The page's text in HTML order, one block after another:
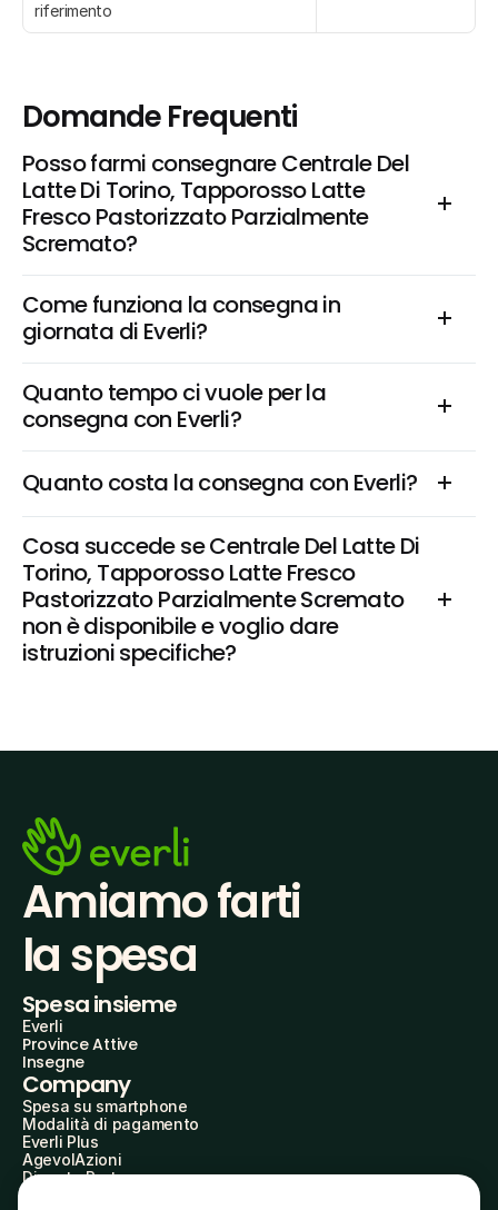
riferimento
Domande Frequenti
Posso farmi consegnare Centrale Del
Latte Di Torino, Tapporosso Latte
Fresco Pastorizzato Parzialmente
Scremato?
Come funziona la consegna in
giornata di Everli?
Quanto tempo ci vuole per la
consegna con Everli?
Quanto costa la consegna con Everli?
Cosa succede se Centrale Del Latte Di
Torino, Tapporosso Latte Fresco
Pastorizzato Parzialmente Scremato
non è disponibile e voglio dare
istruzioni specifiche?
Amiamo farti
la spesa
Spesa insieme
Everli
Province Attive
Insegne
Company
Spesa su smartphone
Modalità di pagamento
Everli Plus
AgevolAzioni
Diventa Partner